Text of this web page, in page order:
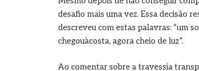
desafio mais uma vez. Essa decisão
descreveu com estas palavras: “um
chegouàcosta, agora cheio de luz”.
Ao comentar sobre a travessia